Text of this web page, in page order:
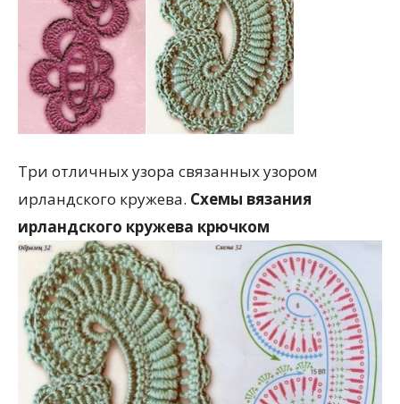
Три отличных узора связанных узором
ирландского кружева. Схемы вязания
ирландского кружева крючком